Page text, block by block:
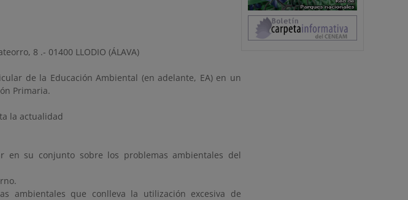
8 .- 01400 LLODIO (ÁLAVA)
de la Educación Ambiental (en adelante, EA) en un
Primaria.
la actualidad
en su conjunto sobre los problemas ambientales del
ambientales que conlleva la utilización excesiva de